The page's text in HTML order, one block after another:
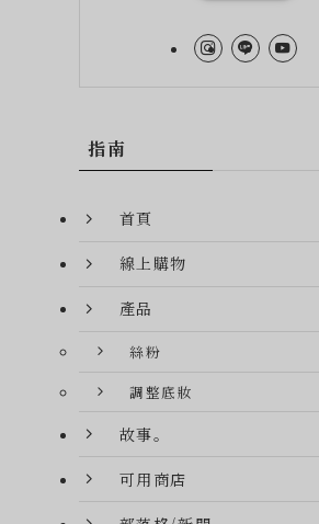
指南
首頁
線上購物
產品
絲粉
調整底妝
故事。
可用商店